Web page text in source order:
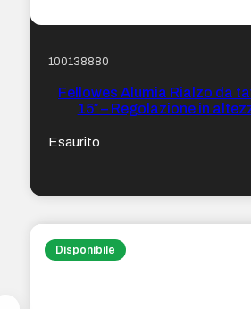
100138880
Fellowes Alumia Rialzo da
15″ – Regolazione in
Esaurito
Disponibile